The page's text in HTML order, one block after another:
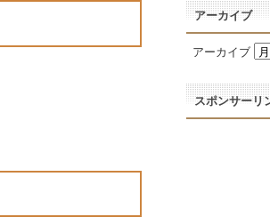
アーカイブ
アーカイブ
スポンサーリ